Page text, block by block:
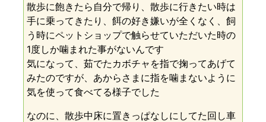
散歩に飽きたら自分で帰り、散歩に行きたい時は
手に乗ってきたり、餌の好き嫌いが全くなく、飼
う時にペットショップで触らせていただいた時の
1度しか噛まれた事がないんです
気になって、茹でたカボチャを指で掬ってあげて
みたのですが、あからさまに指を噛まないように
気を使って食べてる様子でした
なのに、散歩中床に置きっぱなしにしてた回し車